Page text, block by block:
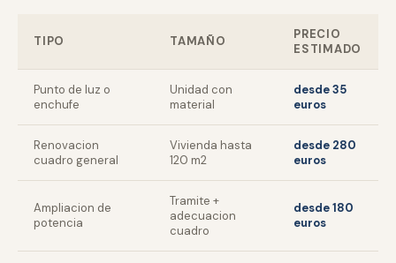
TIPO TAMAÑO
PRECIO
ESTIMADO
Punto de luz o
enchufe
Unidad con
material
desde 35
euros
Renovacion
cuadro general
Vivienda hasta
120 m2
desde 280
euros
Ampliacion de
potencia
Tramite +
adecuacion
cuadro
desde 180
euros